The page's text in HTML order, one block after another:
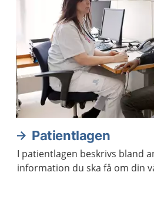
Patientlagen
I patientlagen beskrivs bland
information du ska få om din